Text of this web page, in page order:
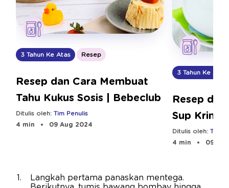
3 Tahun Ke Atas Resep
Resep dan Cara Membuat
Tahu Kukus Sosis | Bebeclub
Ditulis oleh: Tim Penulis
4 min
09 Aug 2024
3 Tahun Ke Atas
Resep
Sup Krim |
Ditulis oleh: Tim
4 min
09
Langkah pertama panaskan mentega.